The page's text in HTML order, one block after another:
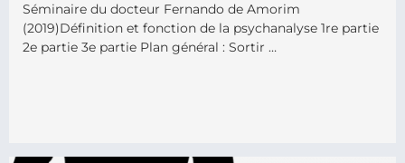
Séminaire du docteur Fernando de Amorim
(2019)Définition et fonction de la psychanalyse 1re partie
2e partie 3e partie Plan général : Sortir …